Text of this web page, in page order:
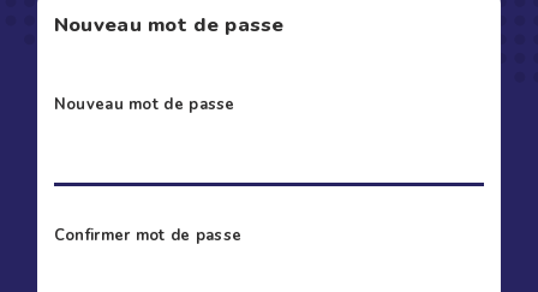
Nouveau mot de passe
Nouveau mot de passe
Confirmer mot de passe